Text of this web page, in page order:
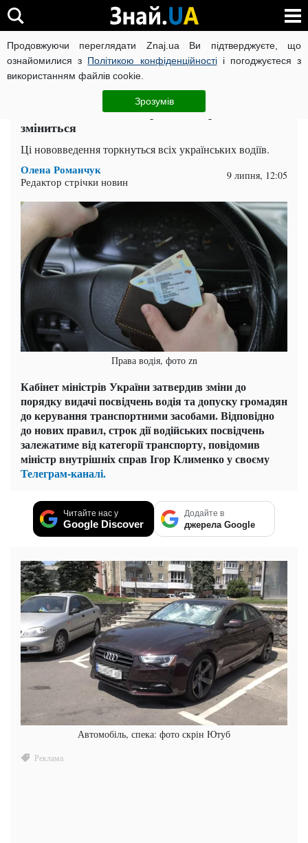
Продовжуючи переглядати Znaj.ua Ви підтверджуєте, що
ознайомилися з Політикою конфіденційностіі погоджуєтеся з
використанням файлів cookie.
Зрозумів
ВІЙНА РОСІЇ ПРОТИ УКРАЇНИ КОРОНАВІРУС В УКРАЇНІ
Auto.Знай ЧИТАТЬ НА РУССКОМ
У Кабміні ввели нові правила з прав водія: що
зміниться
Ці нововведення торкнуться всіх українських водіїв.
Олена Романчук
Редактор стрічки новин 9 липня, 12:05
Права водія, фото zn
Кабінет міністрів України затвердив зміни до
порядку видачі посвідчень водія та допуску громадян
до керування транспортними засобами. Відповідно
до нових правил, строк дії водійських посвідчень
залежатиме від категорії транспорту, повідомив
міністр внутрішніх справ Ігор Клименко у своєму
Телеграм-каналі.
Читайте нас у
Google Discover
Додайте в
джерела Google
Автомобіль, спека: фото скрін Ютуб